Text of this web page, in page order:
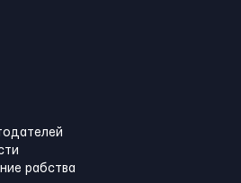
рабства